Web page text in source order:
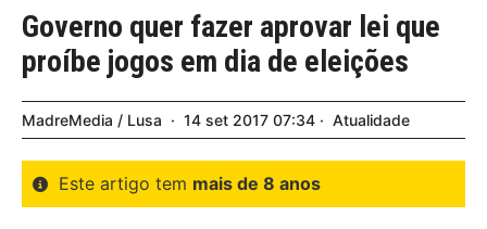
Governo quer fazer aprovar lei que
proíbe jogos em dia de eleições
MadreMedia / Lusa 14 set 2017 07:34 Atualidade
Este artigo tem mais de 8 anos